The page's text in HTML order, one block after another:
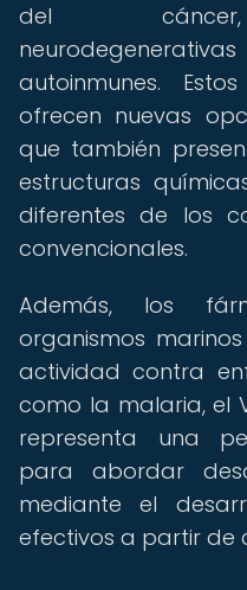
del cáncer,
autoinmunes.
ofrecen nuevas
que también
estructuras
diferentes de los
convencionales.
Además, los
organismos
actividad contra
como la malaria, el
representa una
para abordar
mediante el
efectivos a partir de